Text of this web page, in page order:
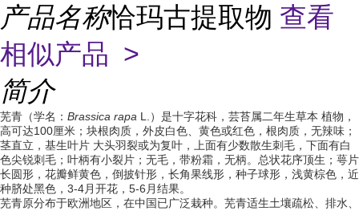
产品名称恰玛古提取物 查看
相似产品 >
简介
芜青（学名： Brassica rapa L.）是十字花科，芸苔属二年生草本 植物，
高可达100厘米；块根肉质，外皮白色、黄色或红色，根肉质，无辣味；
茎直立，基生叶片 大头羽裂或为复叶，上面有少数散生刺毛，下面有白
色尖锐刺毛；叶柄有小裂片；无毛，带粉霜，无柄。总状花序顶生；萼片
长圆形，花瓣鲜黄色，倒披针形，长角果线形，种子球形，浅黄棕色，近
种脐处黑色，3-4月开花，5-6月结果。
芜青原分布于欧洲地区，在中国已广泛栽种。芜青适生土壤疏松、排水、